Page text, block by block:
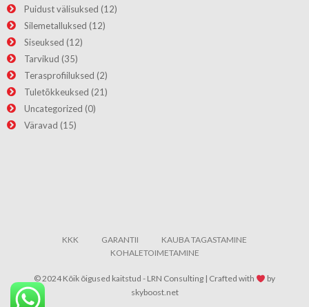
Puidust välisuksed (12)
Silemetalluksed (12)
Siseuksed (12)
Tarvikud (35)
Terasprofiiluksed (2)
Tuletõkkeuksed (21)
Uncategorized (0)
Väravad (15)
KKK GARANTII
KAUBA TAGASTAMINE
KOHALETOIMETAMINE
© 2024 Kõik õigused kaitstud - LRN Consulting | Crafted with
by
skyboost.net